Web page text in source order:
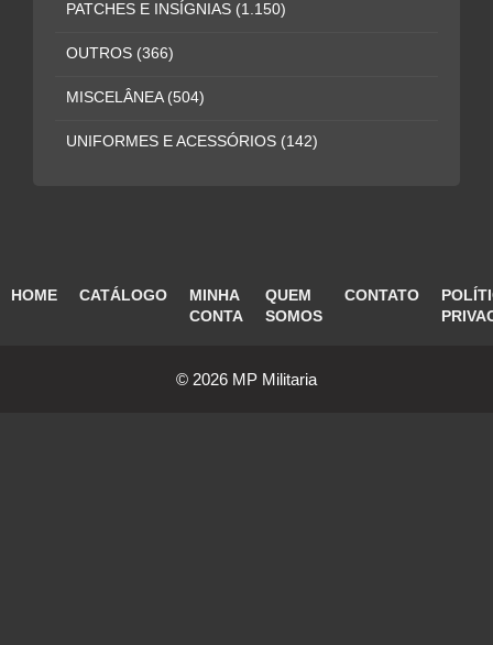
PATCHES E INSÍGNIAS (1.150)
OUTROS (366)
MISCELÂNEA (504)
UNIFORMES E ACESSÓRIOS (142)
HOME CATÁLOGO
MINHA
CONTA
QUEM
SOMOS
CONTATO
© 2026 MP Militaria